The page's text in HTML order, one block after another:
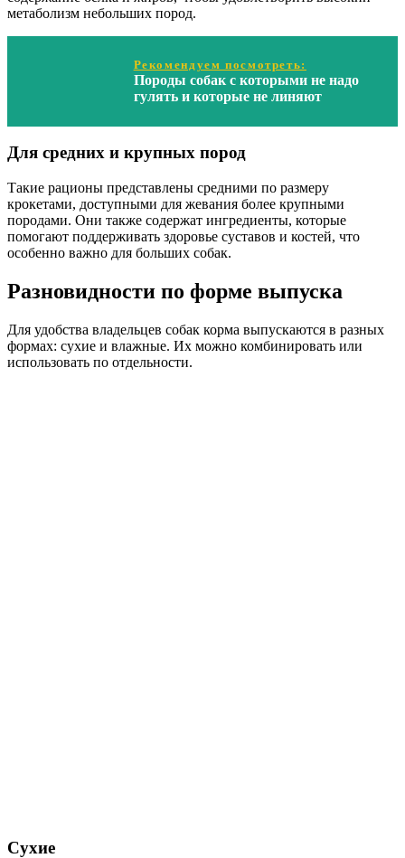
метаболизм небольших пород.
Рекомендуем посмотреть:
Породы собак с которыми не надо
гулять и которые не линяют
Для средних и крупных пород
Такие рационы представлены средними по размеру
крокетами, доступными для жевания более крупными
породами. Они также содержат ингредиенты, которые
помогают поддерживать здоровье суставов и костей, что
особенно важно для больших собак.
Разновидности по форме выпуска
Для удобства владельцев собак корма выпускаются в разных
формах: сухие и влажные. Их можно комбинировать или
использовать по отдельности.
Сухие